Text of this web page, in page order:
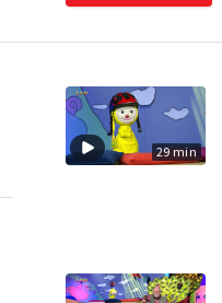
29 min